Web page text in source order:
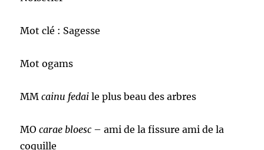
Mot clé : Sagesse
Mot ogams
MMcainu fedai le plus beau des arbres
MOcarae bloesc – ami de la fissure ami de la
coquille